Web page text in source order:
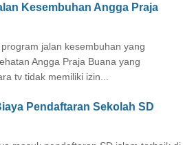
Kesembuhan Angga Praja
jalan kesembuhan yang
Angga Praja Buana yang
tv tidak memiliki izin...
Pendaftaran Sekolah SD